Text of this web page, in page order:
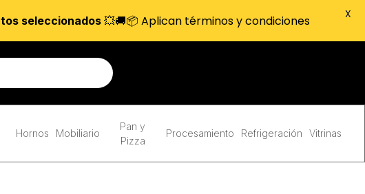
Hornos Mobiliario
Pan y
Pizza
Procesamiento Refrigeración Vitrinas
seleccionados💥🚚📦 Aplican términos y condiciones X